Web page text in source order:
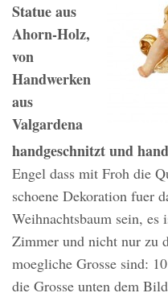
Statue aus
Ahorn-Holz,
von
Handwerken
aus
Valgardena
handgeschnitzt und
Engel dass mit Froh die
schoene Dekoration fuer
Weihnachtsbaum sein, es
Zimmer und nicht nur zu
moegliche Grosse sind:
die Grosse unten dem